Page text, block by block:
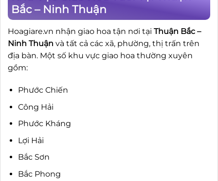
Bắc – Ninh Thuận
Hoagiare.vn nhận giao hoa tận nơi tại Thuận Bắc –
Ninh Thuận và tất cả các xã, phường, thị trấn trên
địa bàn. Một số khu vực giao hoa thường xuyên
gồm:
Phước Chiến
Công Hải
Phước Kháng
Lợi Hải
Bắc Sơn
Bắc Phong